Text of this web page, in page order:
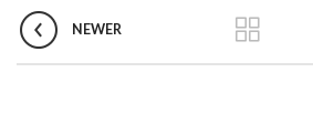
NEWER